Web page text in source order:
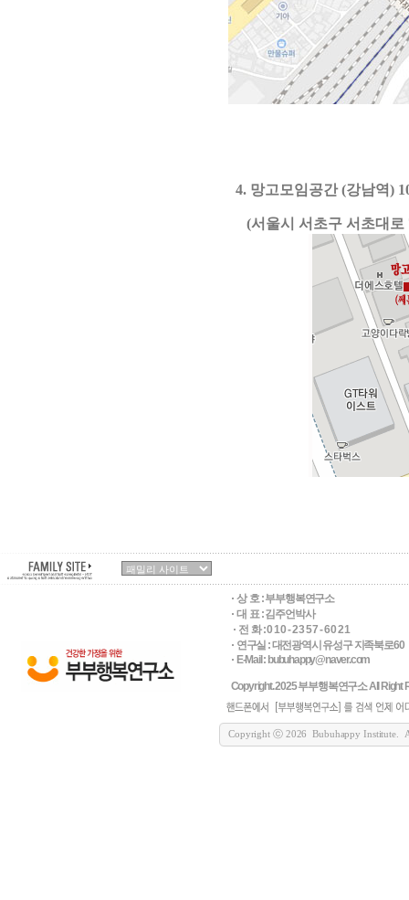
4. 망고모임공간 (강남역)
(서울시 서초구 서초대로
상 호 :부부행복연구소
대 표 : 김주언박사
전 화 : 0 1 0 - 2 3 5 7 - 6 0 2 1
연구실 : 대전광역시 유성구 지족북로60
E-Mail : bubuhappy@naver.com
Copyright. 2025 부부행복연구소 All Right
Copyright ⓒ 2026 Bubuhappy Institute.